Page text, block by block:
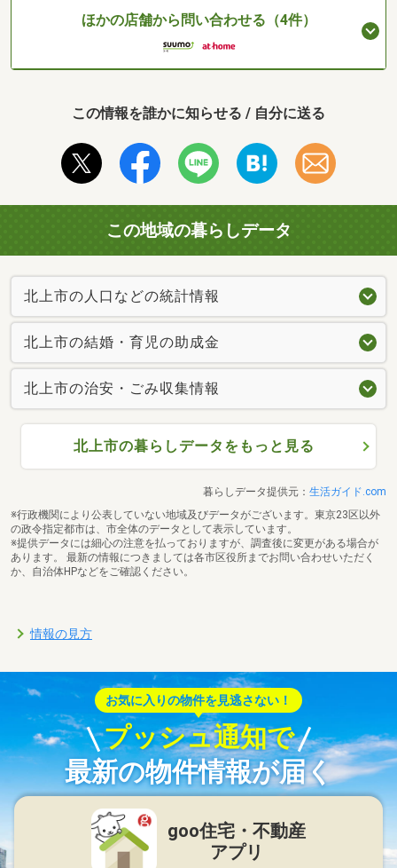
ほかの店舗から問い合わせる（4件）
この情報を誰かに知らせる / 自分に送る
この地域の暮らしデータ
北上市の人口などの統計情報
北上市の結婚・育児の助成金
北上市の治安・ごみ収集情報
北上市の暮らしデータをもっと見る
暮らしデータ提供元： 生活ガイド.com
※行政機関により公表していない地域及びデータがございます。東京23区以外
の政令指定都市は、市全体のデータとして表示しています。
※提供データには細心の注意を払っておりますが、調査後に変更がある場合が
あります。 最新の情報につきましては各市区役所までお問い合わせいただく
か、自治体HPなどをご確認ください。
情報の見方
お気に入りの物件を見逃さない！
プッシュ通知で
最新の物件情報が届く
goo住宅・不動産
アプリ